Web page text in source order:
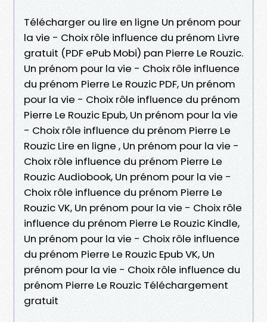
Télécharger ou lire en ligne Un prénom pour
la vie - Choix rôle influence du prénom Livre
gratuit (PDF ePub Mobi) pan Pierre Le Rouzic.
Un prénom pour la vie - Choix rôle influence
du prénom Pierre Le Rouzic PDF, Un prénom
pour la vie - Choix rôle influence du prénom
Pierre Le Rouzic Epub, Un prénom pour la vie
- Choix rôle influence du prénom Pierre Le
Rouzic Lire en ligne , Un prénom pour la vie -
Choix rôle influence du prénom Pierre Le
Rouzic Audiobook, Un prénom pour la vie -
Choix rôle influence du prénom Pierre Le
Rouzic VK, Un prénom pour la vie - Choix rôle
influence du prénom Pierre Le Rouzic Kindle,
Un prénom pour la vie - Choix rôle influence
du prénom Pierre Le Rouzic Epub VK, Un
prénom pour la vie - Choix rôle influence du
prénom Pierre Le Rouzic Téléchargement
gratuit